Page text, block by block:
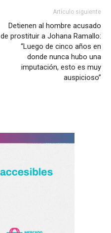
Artículo siguiente
Detienen al hombre acusado
de prostituir a Johana Ramallo:
“Luego de cinco años en
donde nunca hubo una
imputación, esto es muy
auspicioso”